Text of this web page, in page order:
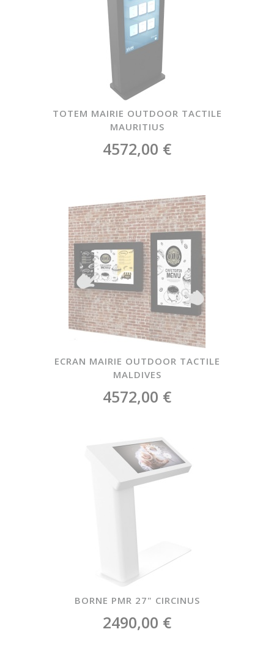
TOTEM MAIRIE OUTDOOR TACTILE
MAURITIUS
4572,00 €
ECRAN MAIRIE OUTDOOR TACTILE
MALDIVES
4572,00 €
BORNE PMR 27" CIRCINUS
2490,00 €